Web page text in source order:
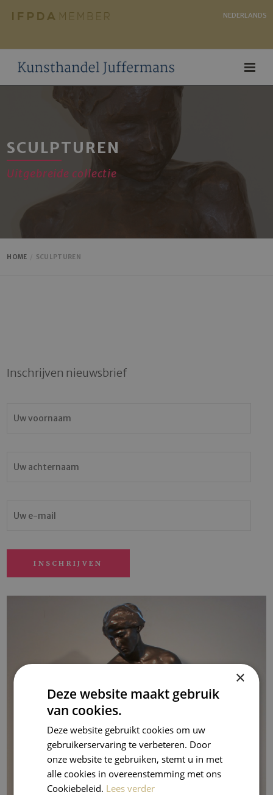
NEDERLANDS
SCULPTUREN
Uitgebreide collectie
HOME SCULPTUREN
Inschrijven nieuwsbrief
×
Deze website maakt gebruik
van cookies.
Deze website gebruikt cookies om uw
gebruikerservaring te verbeteren. Door
onze website te gebruiken, stemt u in met
alle cookies in overeenstemming met ons
Cookiebeleid. Lees verder